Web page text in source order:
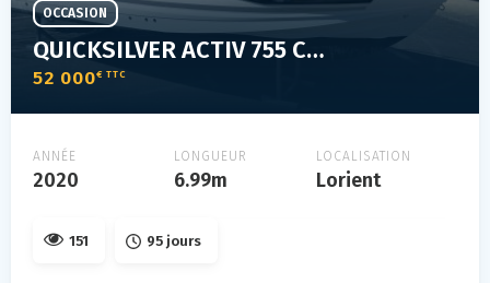
QUICKSILVER ACTIV 755 CRUISER
52 000€ TTC
OCCASION
ANNÉE
2020
LONGUEUR
6.99m
LOCALISATION
Lorient
151 95 jours